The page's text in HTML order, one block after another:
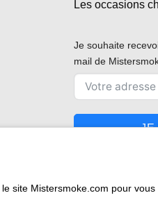
Les occasions
Je souhaite
mail de
JE
site Mistersmoke.com pour